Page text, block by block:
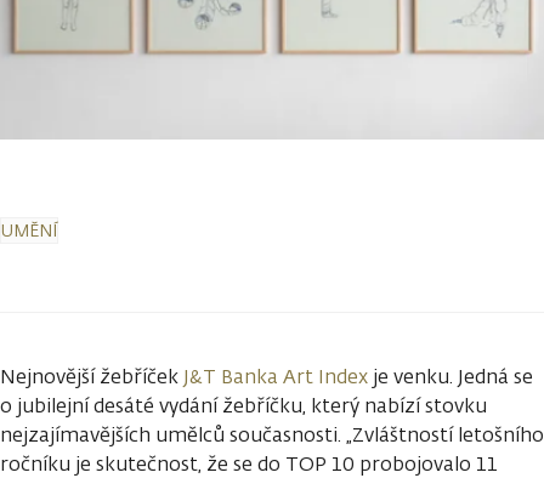
UMĚNÍ
Nejnovější žebříček J&T Banka Art Index je venku. Jedná se
o jubilejní desáté vydání žebříčku, který nabízí stovku
nejzajímavějších umělců současnosti. „Zvláštností letošního
ročníku je skutečnost, že se do TOP 10 probojovalo 11